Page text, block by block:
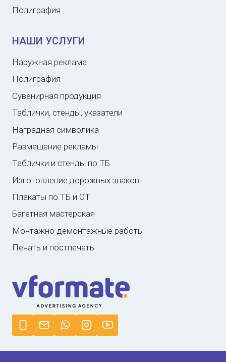
Полиграфия
НАШИ УСЛУГИ
Наружная реклама
Полиграфия
Сувенирная продукция
Таблички, стенды, указатели
Наградная символика
Размещение рекламы
Таблички и стенды по ТБ
Изготовление дорожных знаков
Плакаты по ТБ и ОТ
Багетная мастерская
Монтажно-демонтажные работы
Печать и постпечать